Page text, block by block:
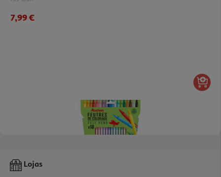
7,99 €
Marcadores Colorir Auchan Plástico Reciclado 18 Unidades
Lojas